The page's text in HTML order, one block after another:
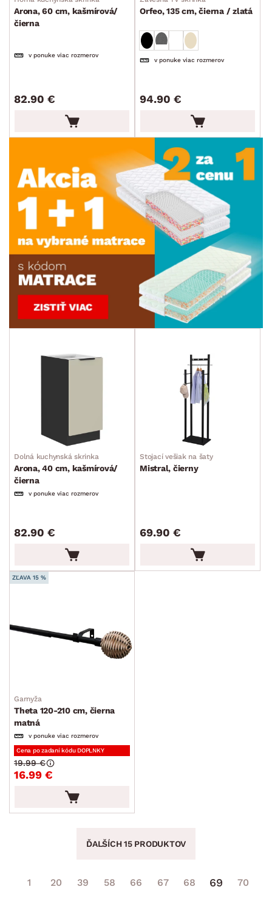
Arona, 60 cm, kašmírová/
čierna
v ponuke viac rozmerov
82.90 €
Orfeo, 135 cm, čierna / zlatá
v ponuke viac rozmerov
94.90 €
Dolná kuchynská skrinka
Arona, 40 cm, kašmírová/
čierna
v ponuke viac rozmerov
82.90 €
Stojací vešiak na šaty
Mistral, čierny
69.90 €
ZĽAVA 15 %
Garnyža
Theta 120-210 cm, čierna
matná
v ponuke viac rozmerov
Cena po zadaní kódu DOPLNKY
16.99 €
19.99 €
ĎALŠÍCH 15 PRODUKTOV
1 20 39 58 66 67 68 69 70